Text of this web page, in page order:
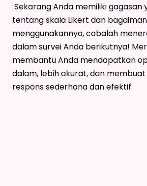
Sekarang Anda memiliki gagasan
tentang skala Likert dan
menggunakannya, cobalah
dalam survei Anda berikutnya!
membantu Anda mendapatkan
dalam, lebih akurat, dan membuat
respons sederhana dan efektif.